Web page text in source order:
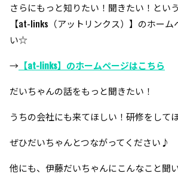
さらにもっと知りたい！聞きたい！という
【at-links（アットリンクス）】のホー
い☆
→ 【at-links】のホームページはこちら
だいちゃんの話をもっと聞きたい！
うちの会社にも来てほしい！研修をして
ぜひだいちゃんとつながってください♪
他にも、伊藤だいちゃんにこんなこと聞